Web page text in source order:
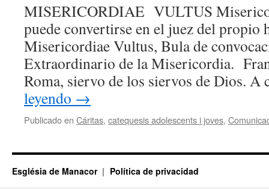
MISERICORDIAE VULTUS
puede convertirse en el juez del
Misericordiae Vultus, Bula de
Extraordinario de la Misericordia.
Roma, siervo de los siervos de Dios.
leyendo →
Publicado en Cáritas, catequesis adolescents i joves,
Església de Manacor Política de privacidad